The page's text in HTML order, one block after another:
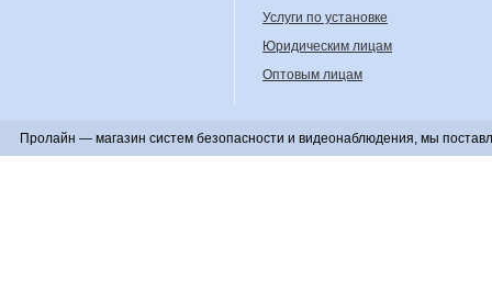
Услуги по установке
Юридическим лицам
Оптовым лицам
Пролайн — магазин систем безопасности и видеонаблюдения, мы